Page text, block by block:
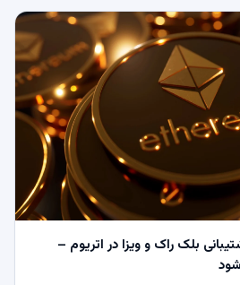
بلک راک و ویزا در اتریوم –